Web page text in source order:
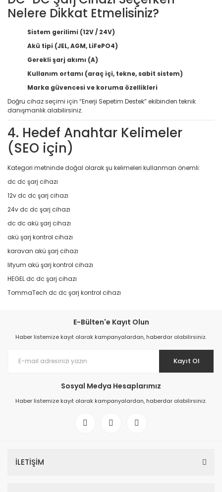
Nelere Dikkat Etmelisiniz?
Sistem gerilimi (12V / 24V)
Akü tipi (JEL, AGM, LiFePO4)
Gerekli şarj akımı (A)
Kullanım ortamı (araç içi, tekne, sabit sistem)
Marka güvencesi ve koruma özellikleri
Doğru cihaz seçimi için “Enerji Sepetim Destek” ekibinden teknik
danışmanlık alabilirsiniz.
4. Hedef Anahtar Kelimeler
(SEO için)
Kategori metninde doğal olarak şu kelimeleri kullanman önemli:
dc dc şarj cihazı
12v dc dc şarj cihazı
24v dc dc şarj cihazı
dc dc akü şarj cihazı
akü şarj kontrol cihazı
karavan akü şarj cihazı
lityum akü şarj kontrol cihazı
HEGEL dc dc şarj cihazı
TommaTech dc dc şarj kontrol cihazı
E-Bülten'e Kayıt Olun
Haber listemize kayıt olarak kampanyalardan, haberdar olabilirsiniz.
Kayıt Ol
Sosyal Medya Hesaplarımız
Haber listemize kayıt olarak kampanyalardan, haberdar olabilirsiniz.
İLETİŞİM